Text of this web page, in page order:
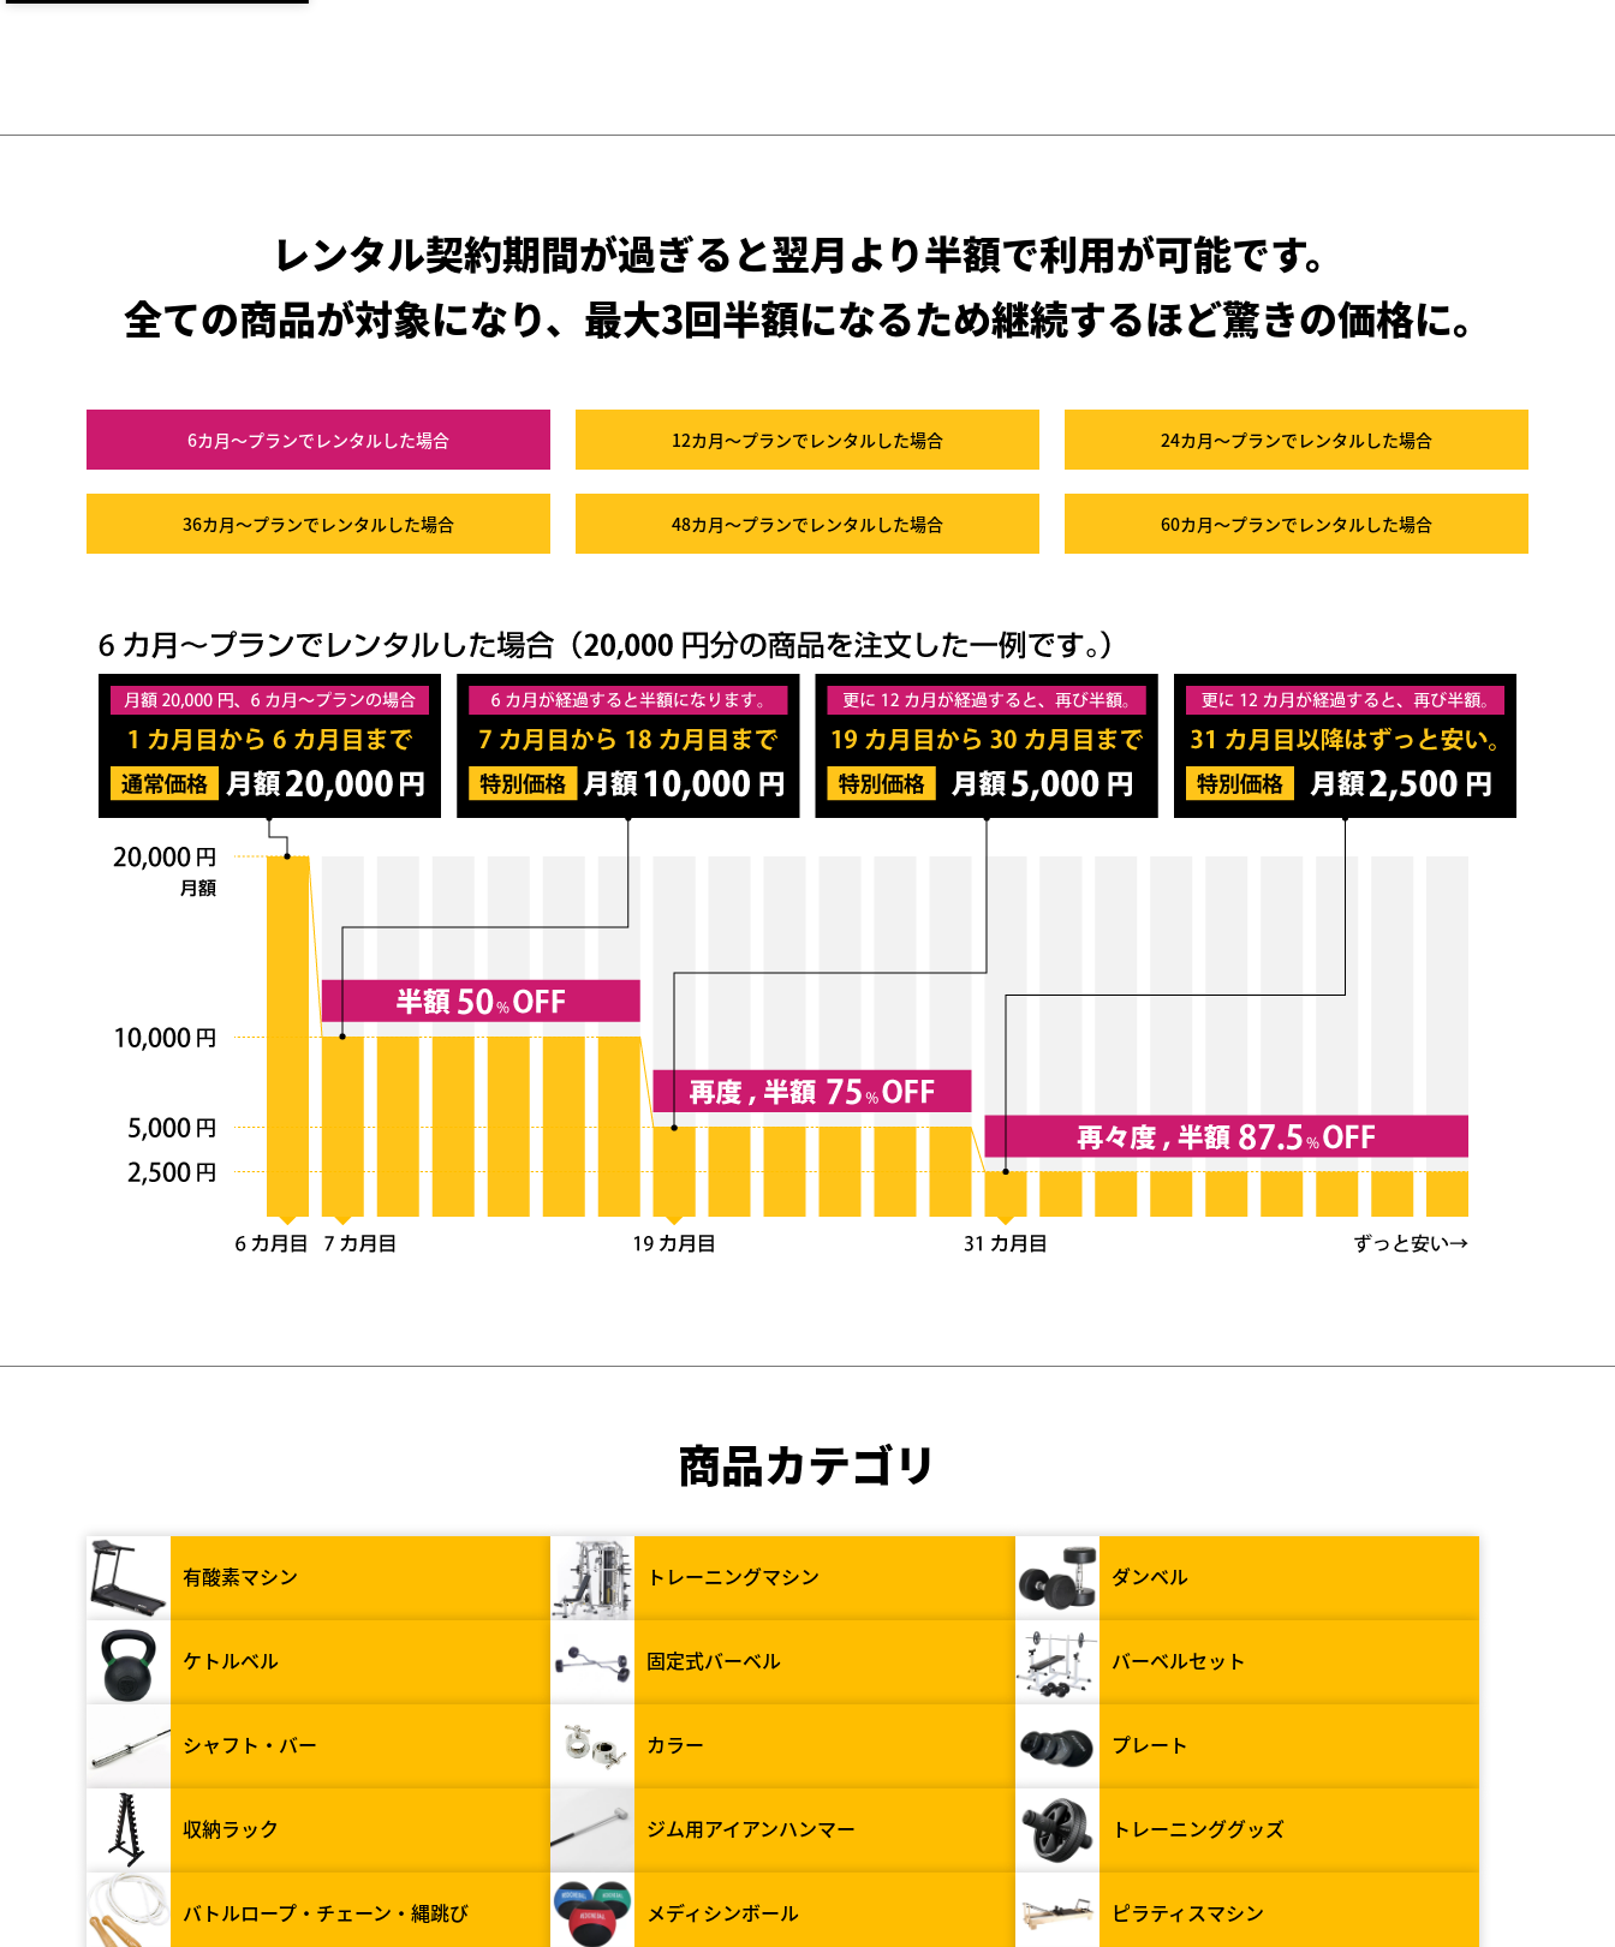
レンタル契約期間が過ぎると翌月より半額で利用が可能です。
全ての商品が対象になり、最大3回半額になるため継続するほど驚きの価格に。
6カ月～プランでレンタルした場合 12カ月～プランでレンタルした場合 24カ月～プランでレンタルした場合
36カ月～プランでレンタルした場合 48カ月～プランでレンタルした場合 60カ月～プランでレンタルした場合
商品カテゴリ
有酸素マシン トレーニングマシン ダンベル
ケトルベル 固定式バーベル バーベルセット
シャフト・バー カラー プレート
収納ラック ジム用アイアンハンマー トレーニンググッズ
バトルロープ・チェーン・縄跳び メディシンボール ピラティスマシン